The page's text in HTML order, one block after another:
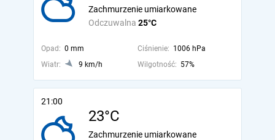
Odczuwalna 25°C
Zachmurzenie umiarkowane
Opad: 0 mm Ciśnienie: 1006 hPa
Wiatr:
9 km/h Wilgotność: 57%
21:00
23°C
Zachmurzenie umiarkowane